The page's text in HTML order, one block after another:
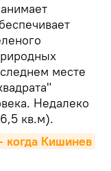
месте
Недалеко
кв.м).
когда Кишинев